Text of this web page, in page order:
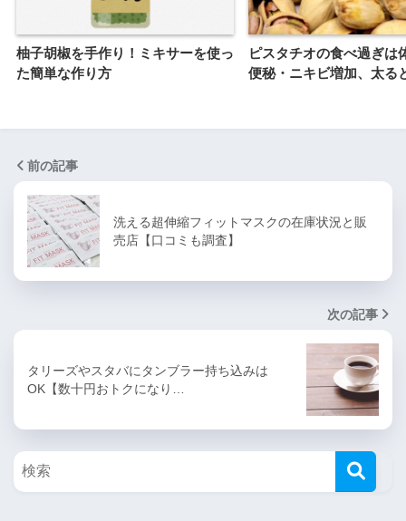
柚子胡椒を手作り！ミキサーを使っ
た簡単な作り方
ピスタチオの食べ過ぎは
便秘・ニキビ増加、太る
前の記事
洗える超伸縮フィットマスクの在庫状況と販
売店【口コミも調査】
次の記事
タリーズやスタバにタンブラー持ち込みは
OK【数十円おトクになり…